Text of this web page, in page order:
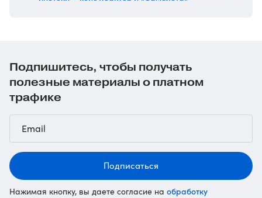
Подпишитесь, чтобы получать
полезные материалы о платном
трафике
Подписаться
Нажимая кнопку, вы даете согласие на обработку